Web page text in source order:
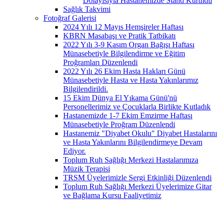
Sağlık Takvimi
Fotoğraf Galerisi
2024 Yılı 12 Mayıs Hemşireler Haftası
KBRN Masabaşı ve Pratik Tatbikatı
2022 Yılı 3-9 Kasım Organ Bağışı Haftası
Münasebetiyle Bilgilendirme ve Eğitim
Proğramları Düzenlendi
2022 Yılı 26 Ekim Hasta Hakları Günü
Münasebetiyle Hasta ve Hasta Yakınlarımız
Bilgilendirildi.
15 Ekim Dünya El Yıkama Günü'nü
Personellerimiz ve Çocuklarla Birlikte Kutladık
Hastanemizde 1-7 Ekim Emzirme Haftası
Münasebetiyle Proğram Düzenlendi
Hastanemiz "Diyabet Okulu" Diyabet Hastalarını
ve Hasta Yakınlarını Bilgilendirmeye Devam
Ediyor.
Toplum Ruh Sağlığı Merkezi Hastalarımıza
Müzik Terapisi
TRSM Üyelerimizle Sergi Etkinliği Düzenlendi
Toplum Ruh Sağlığı Merkezi Üyelerimize Gitar
ve Bağlama Kursu Faaliyetimiz